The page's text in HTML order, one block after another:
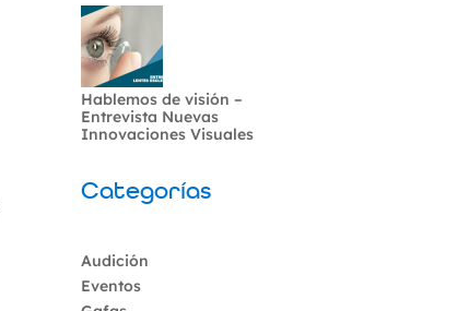
Hablemos de visión –
Entrevista Nuevas
Innovaciones Visuales
Categorías
Audición
Eventos